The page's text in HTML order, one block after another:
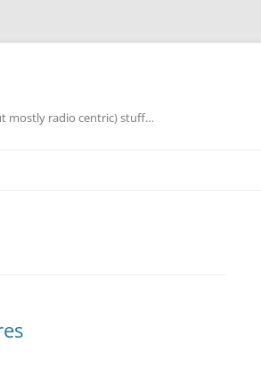
mostly radio centric) stuff…